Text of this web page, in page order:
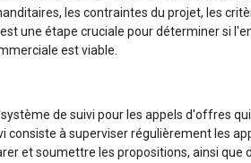
les contraintes du projet, les
une étape cruciale pour déterminer si
est viable.
de suivi pour les appels d'offres qui
consiste à superviser régulièrement les
et soumettre les propositions, ainsi que